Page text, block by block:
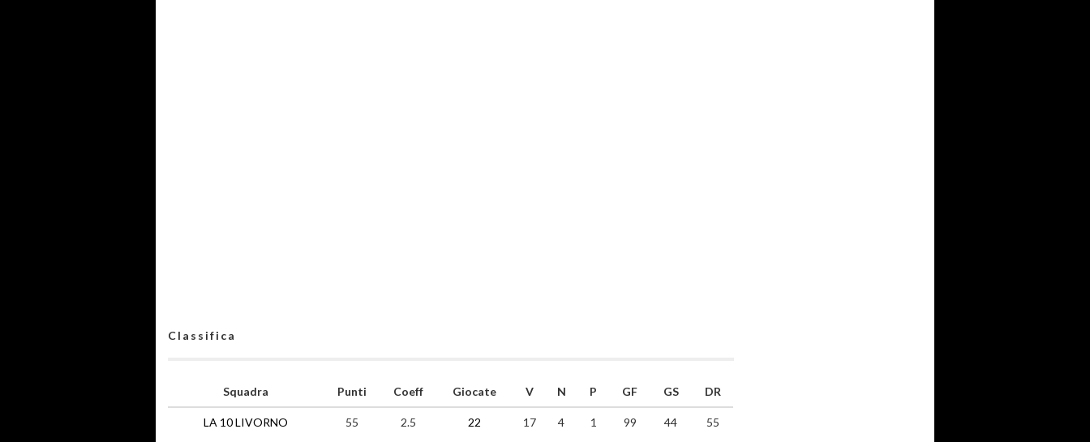
Classifica
Squadra
LA 10 LIVORNO
Punti Coeff Giocate V N P GF GS DR
55 2.5 22 17 4 1 99 44 55